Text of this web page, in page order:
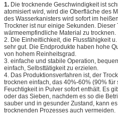
1. Die trocknende Geschwindigkeit ist
atomisiert wird, wird die Oberfläche des
des Wasserkanisters wird sofort im
Trockner ist nur einige Sekunden.
wärmeempfindliche Material zu trocknen.
2. Die Einheitlichkeit, die Flussfähigkeit
sehr gut. Die Endprodukte haben hohe
von hohem Reinheitsgrad.
3. einfache und stabile Operation,
einfach, Selbsttätigkeit zu erzielen.
4. Das Produktionsverfahren ist, der
trocknen einfach, das 40%-60% (90%
Feuchtigkeit in Pulver sofort enthält. Es
oder das Sieben, nachdem es so die
sauber und in gesunder Zustand, kann
trocknenden Prozesses auch vermeiden.